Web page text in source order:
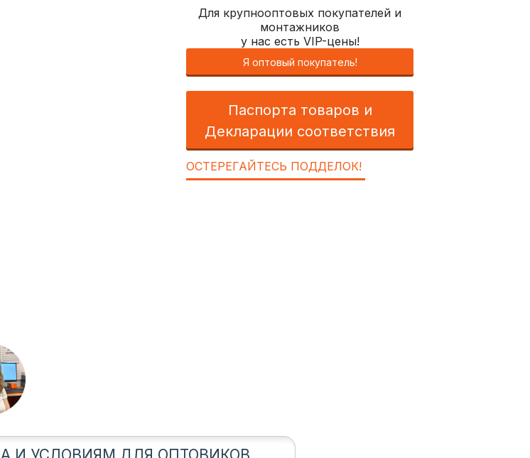
Для крупнооптовых покупателей и
монтажников
у нас есть VIP-цены!
Я оптовый покупатель!
Паспорта товаров и
Декларации соответствия
ОСТЕРЕГАЙТЕСЬ ПОДДЕЛОК!